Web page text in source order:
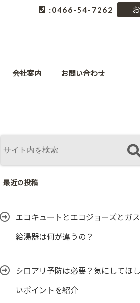
:0466-54-7262
会社案内 お問い合わせ
最近の投稿
エコキュートとエコジョーズとガス
給湯器は何が違うの？
シロアリ予防は必要？気にしてほし
いポイントを紹介